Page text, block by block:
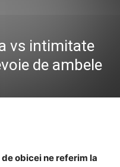
vs intimitate
de ambele
obicei ne referim la